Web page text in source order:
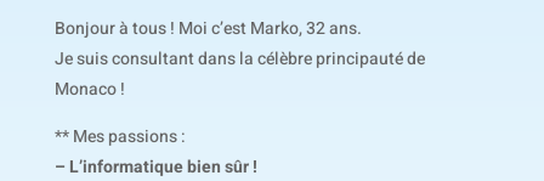
Bonjour à tous ! Moi c’est Marko, 32 ans.
Je suis consultant dans la célèbre principauté de
Monaco !
** Mes passions :
– L’informatique bien sûr !